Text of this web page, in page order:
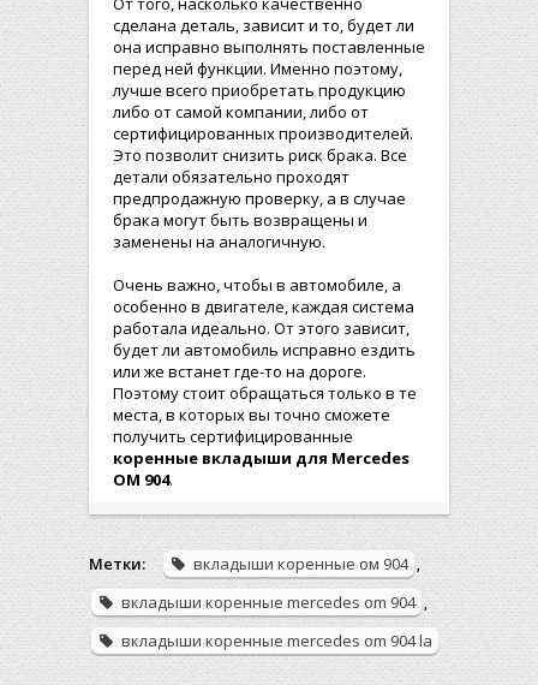
сделана деталь, зависит и то, будет ли
она исправно выполнять поставленные
перед ней функции. Именно поэтому,
лучше всего приобретать продукцию
либо от самой компании, либо от
сертифицированных производителей.
Это позволит снизить риск брака. Все
детали обязательно проходят
предпродажную проверку, а в случае
брака могут быть возвращены и
заменены на аналогичную.
Очень важно, чтобы в автомобиле, а
особенно в двигателе, каждая система
работала идеально. От этого зависит,
будет ли автомобиль исправно ездить
или же встанет где-то на дороге.
Поэтому стоит обращаться только в те
места, в которых вы точно сможете
получить сертифицированные
коренные вкладыши для Mercedes
OM 904.
Метки: вкладыши коренные ом 904 ,
вкладыши коренные mercedes om 904 ,
вкладыши коренные mercedes om 904 la